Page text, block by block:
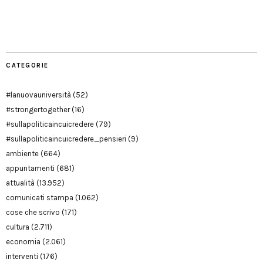
CATEGORIE
#lanuovauniversità (52)
#strongertogether(16)
#sullapoliticaincuicredere (79)
#sullapoliticaincuicredere_pensieri (9)
ambiente (664)
appuntamenti (681)
attualità (13.952)
comunicati stampa (1.062)
cose che scrivo (171)
cultura (2.711)
economia (2.061)
interventi (176)